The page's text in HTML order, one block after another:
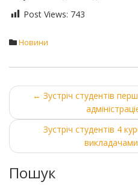
Post Views: 743
Новини
Post
navigation
← Зустріч студентів
Зустріч студентів 4
Пошук